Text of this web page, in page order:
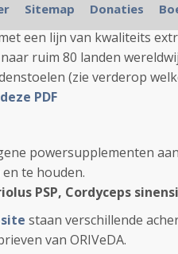
geen extra kosten bij.
een lijn van kwaliteits
ruim 80 landen
(zie verderop
deze PDF
powersupplementen
te houden.
PSP, Cordyceps
staan verschillende
van ORIVeDA.
Sitemap Donaties